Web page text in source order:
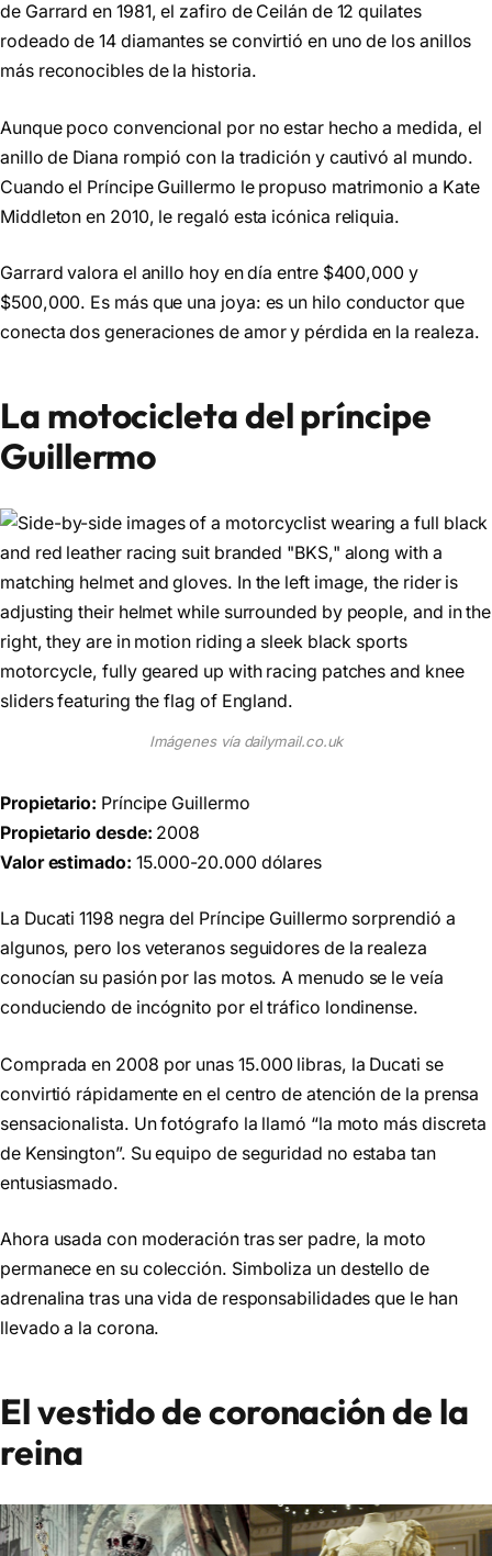
de Garrard en 1981, el zafiro de Ceilán de 12 quilates
rodeado de 14 diamantes se convirtió en uno de los anillos
más reconocibles de la historia.
Aunque poco convencional por no estar hecho a medida, el
anillo de Diana rompió con la tradición y cautivó al mundo.
Cuando el Príncipe Guillermo le propuso matrimonio a Kate
Middleton en 2010, le regaló esta icónica reliquia.
Garrard valora el anillo hoy en día entre $400,000 y
$500,000. Es más que una joya: es un hilo conductor que
conecta dos generaciones de amor y pérdida en la realeza.
La motocicleta del príncipe
Guillermo
Imágenes vía dailymail.co.uk
Propietario: Príncipe Guillermo
Propietario desde: 2008
Valor estimado: 15.000-20.000 dólares
La Ducati 1198 negra del Príncipe Guillermo sorprendió a
algunos, pero los veteranos seguidores de la realeza
conocían su pasión por las motos. A menudo se le veía
conduciendo de incógnito por el tráfico londinense.
Comprada en 2008 por unas 15.000 libras, la Ducati se
convirtió rápidamente en el centro de atención de la prensa
sensacionalista. Un fotógrafo la llamó “la moto más discreta
de Kensington”. Su equipo de seguridad no estaba tan
entusiasmado.
Ahora usada con moderación tras ser padre, la moto
permanece en su colección. Simboliza un destello de
adrenalina tras una vida de responsabilidades que le han
llevado a la corona.
El vestido de coronación de la
reina